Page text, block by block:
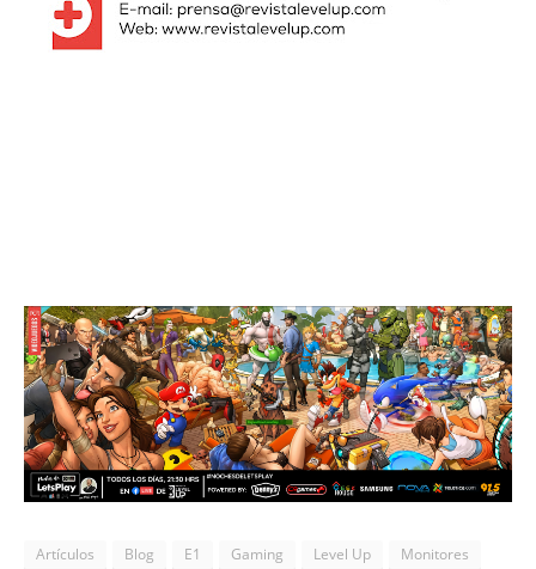
Artículos Blog E1 Gaming Level Up
Monitores